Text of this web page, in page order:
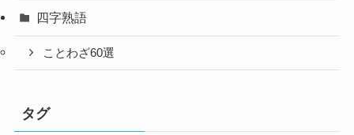
四字熟語
ことわざ60選
タグ